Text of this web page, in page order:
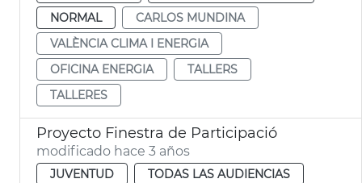
NORMAL
CARLOS MUNDINA
VALÈNCIA CLIMA I ENERGIA
OFICINA ENERGIA
TALLERS
TALLERES
Proyecto Finestra de Participació
modificado hace 3 años
JUVENTUD
TODAS LAS AUDIENCIAS